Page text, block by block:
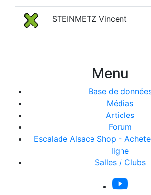
STEINMETZ Vincent
Menu
Base de
Médias
Articles
Forum
Escalade Alsace Shop -
ligne
Salles / Clubs